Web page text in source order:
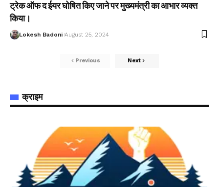
ट्रेक ऑफ द ईयर घोषित किए जाने पर मुख्यमंत्री का आभार व्यक्त
किया।
Lokesh Badoni August 25, 2024
Previous Next
क्राइम